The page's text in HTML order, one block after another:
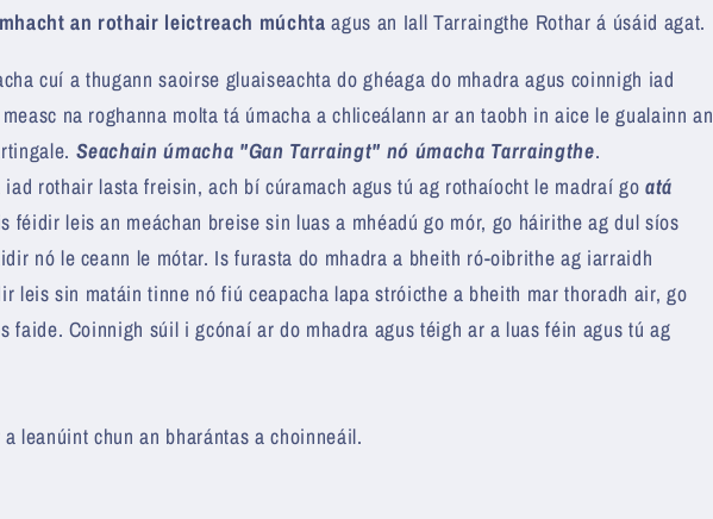
an rothair leictreach múchta agus an Iall Tarraingthe Rothar á úsáid agat.
cuí a thugann saoirse gluaiseachta do ghéaga do mhadra agus coinnigh iad
na roghanna molta tá úmacha a chliceálann ar an taobh in aice le gualainn an
Seachain úmacha "Gan Tarraingt" nó úmacha Tarraingthe.
rothair lasta freisin, ach bí cúramach agus tú ag rothaíocht le madraí go atá
féidir leis an meáchan breise sin luas a mhéadú go mór, go háirithe ag dul síos
nó le ceann le mótar. Is furasta do mhadra a bheith ró-oibrithe ag iarraidh
leis sin matáin tinne nó fiú ceapacha lapa stróicthe a bheith mar thoradh air, go
faide. Coinnigh súil i gcónaí ar do mhadra agus téigh ar a luas féin agus tú ag
leanúint chun an bharántas a choinneáil.